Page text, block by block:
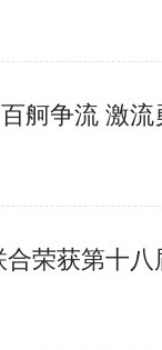
舸争流 激流
荣获第十八